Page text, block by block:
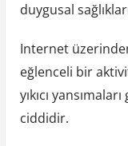
duygusal
Internet
eğlenceli bir
yıkıcı
ciddidir.